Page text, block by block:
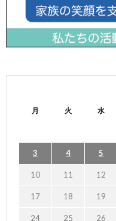
月 火 水
3 4 5
10 11 12
17 18 19
24 25 26